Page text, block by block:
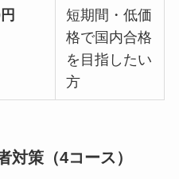
短期間・低価
格で国内合格
を目指したい
方
対策（4コース）